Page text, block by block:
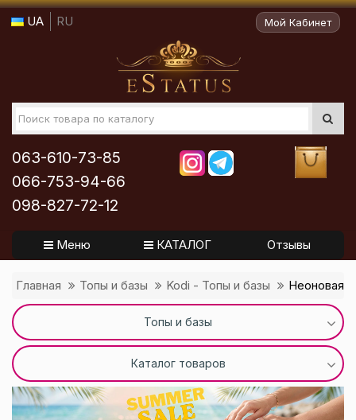
UA RU Мой Кабинет
063-610-73-85
066-753-94-66
098-827-72-12
Меню КАТАЛОГ Отзывы
Главная Топы и базы Kodi - Топы и базы Неоновая
Топы и базы
Каталог товаров